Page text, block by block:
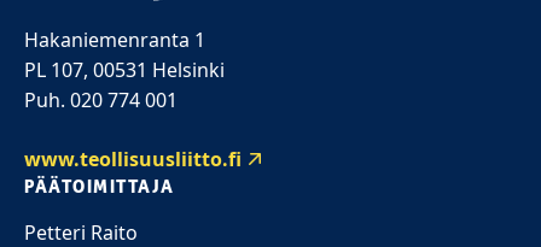
Hakaniemenranta 1
PL 107, 00531 Helsinki
Puh. 020 774 001
www.teollisuusliitto.fi
PÄÄTOIMITTAJA
Petteri Raito